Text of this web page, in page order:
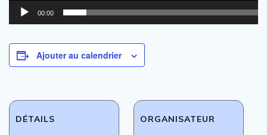
00:00
Ajouter au calendrier
DÉTAILS ORGANISATEUR